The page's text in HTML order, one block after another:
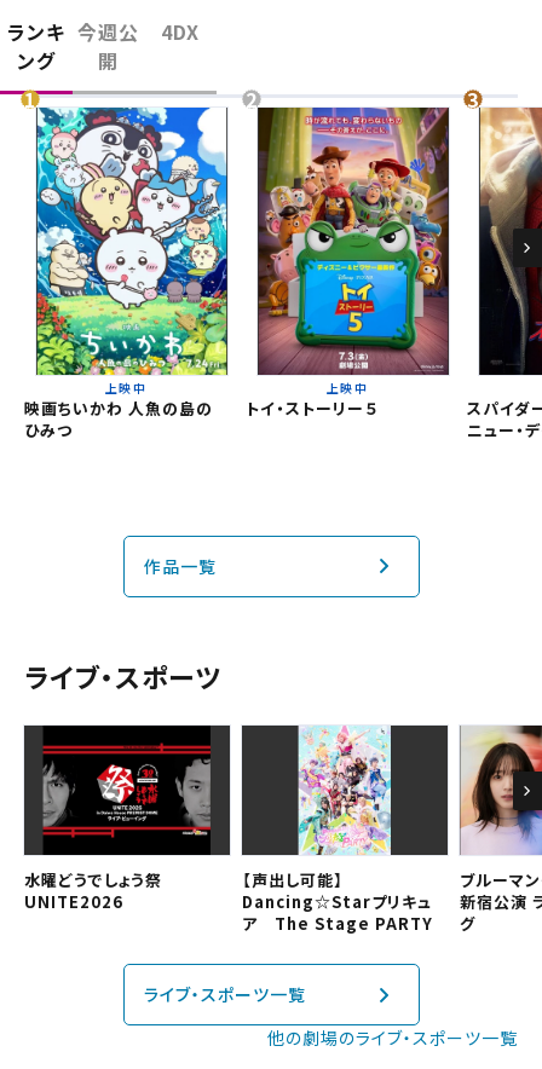
チケット購入
チケットの購入は下記リンクより、ご覧になりたい作品を選
択しご購入ください。
上映スケジュールを確認する
その他の劇場を選ぶ
無料のワタシアターライト会員もあります。
チケットの予約状況の確認及び予約を変更したい場合は、
下記リンクよりご確認ください。
予約を変更する
閉じる
お近くの劇場から選ぶ
久御山
草津
都道府県から選ぶ
北海道
東北
近畿
中国・四国
九州
ランキ
ング
今週公
開
4DX
上映中
映画ちいかわ 人魚の島の
ひみつ
上映中
トイ・ストーリー５
スパイダ
ニュー・
作品一覧
ライブ・スポーツ
水曜どうでしょう祭
UNITE2026
【声出し可能】
Dancing☆Starプリキュ
ア The Stage PARTY
ブルーマ
新宿公演
グ
ライブ・スポーツ一覧
他の劇場のライブ・スポーツ一覧
閉じる
劇場を変更しますか？
劇場を変更すると、STEP2以降で選択いただいた情報は解除
されます。
閉じる
閉じる
上映日を変更しますか？
上映日を変更すると、STEP3以降で選択いただいた情報は解
除されます。
閉じる